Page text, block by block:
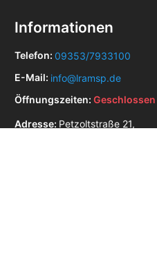
Informationen
Telefon: 09353/7933100
E-Mail: info@lramsp.de
Öffnungszeiten: Geschlossen
Adresse: Petzoltstraße 21,